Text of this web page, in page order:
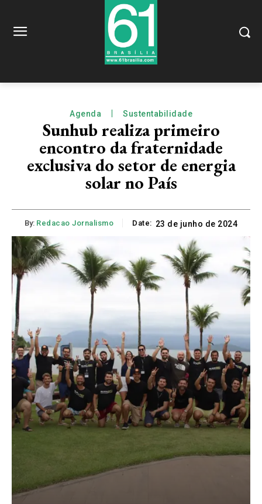
Agenda Sustentabilidade
Sunhub realiza primeiro
encontro da fraternidade
exclusiva do setor de energia
solar no País
By: Redacao Jornalismo Date: 23 de junho de 2024